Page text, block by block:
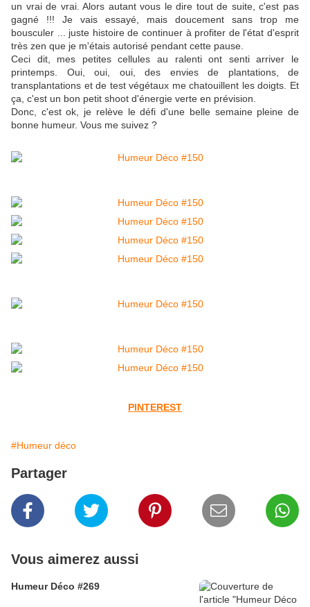
un vrai de vrai. Alors autant vous le dire tout de suite, c'est pas
gagné !!! Je vais essayé, mais doucement sans trop me
bousculer ... juste histoire de continuer à profiter de l'état d'esprit
très zen que je m'étais autorisé pendant cette pause.
Ceci dit, mes petites cellules au ralenti ont senti arriver le
printemps. Oui, oui, oui, des envies de plantations, de
transplantations et de test végétaux me chatouillent les doigts. Et
ça, c'est un bon petit shoot d'énergie verte en prévision.
Donc, c'est ok, je relève le défi d'une belle semaine pleine de
bonne humeur. Vous me suivez ?
PINTEREST
#Humeur déco
Partager
Vous aimerez aussi
Humeur Déco #269